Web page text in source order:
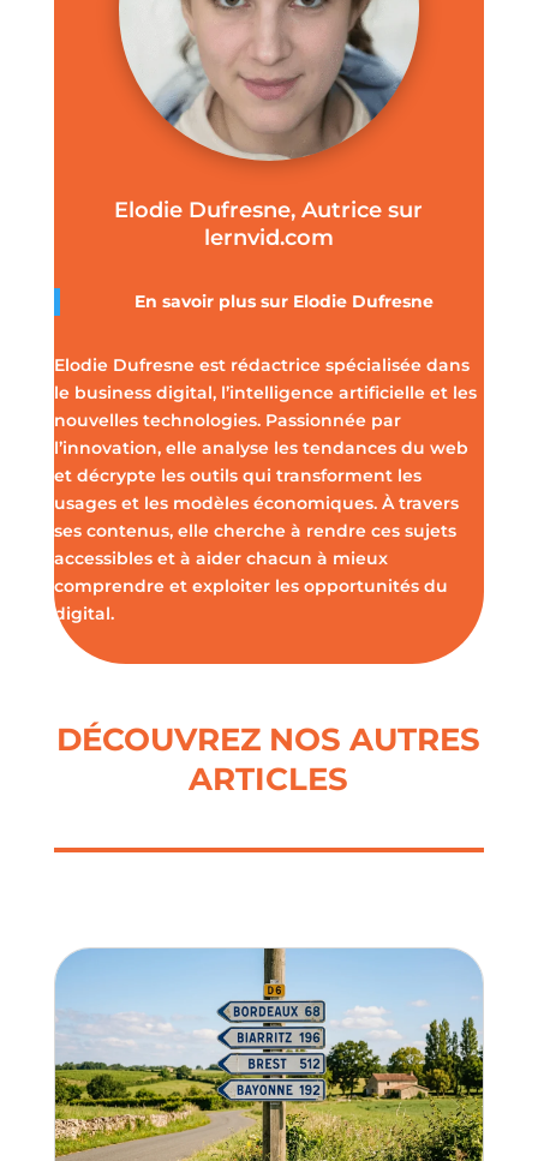
Elodie Dufresne, Autrice sur
lernvid.com
En savoir plus sur Elodie Dufresne
Elodie Dufresne est rédactrice spécialisée dans
le business digital, l’intelligence artificielle et les
nouvelles technologies. Passionnée par
l’innovation, elle analyse les tendances du web
et décrypte les outils qui transforment les
usages et les modèles économiques. À travers
ses contenus, elle cherche à rendre ces sujets
accessibles et à aider chacun à mieux
comprendre et exploiter les opportunités du
digital.
DÉCOUVREZ NOS AUTRES
ARTICLES